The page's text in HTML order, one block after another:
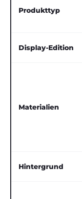
Produkttyp
Display-Edition
Materialien
Hintergrund